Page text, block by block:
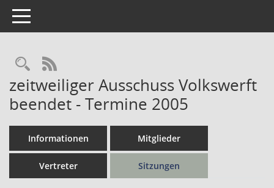
Toggle navigation
Rechercheauswahl
RSS-Feed
zeitweiliger Ausschuss Volkswerft
beendet - Termine 2005
Informationen Mitglieder
Vertreter Sitzungen